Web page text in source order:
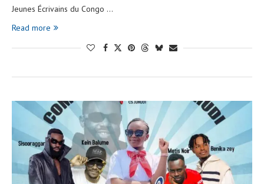
Jeunes Écrivains du Congo …
Read more